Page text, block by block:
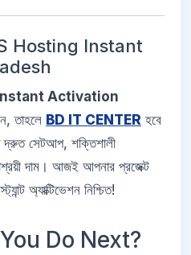
Hosting Instant
Activation
তাহলে BD IT CENTER হবে
দ্রুত সেটআপ, শক্তিশালী
দাম। আজই আপনার প্রজেক্ট
অ্যাক্টিভেশন নিশ্চিত!
Do Next?